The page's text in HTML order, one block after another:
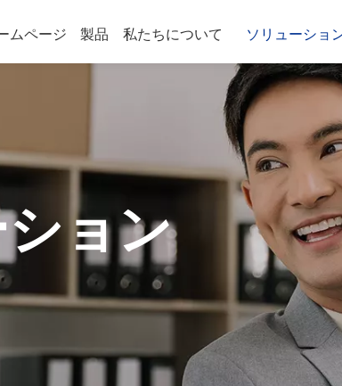
ムページ 製品 私たちについて ソリューショ
ョン